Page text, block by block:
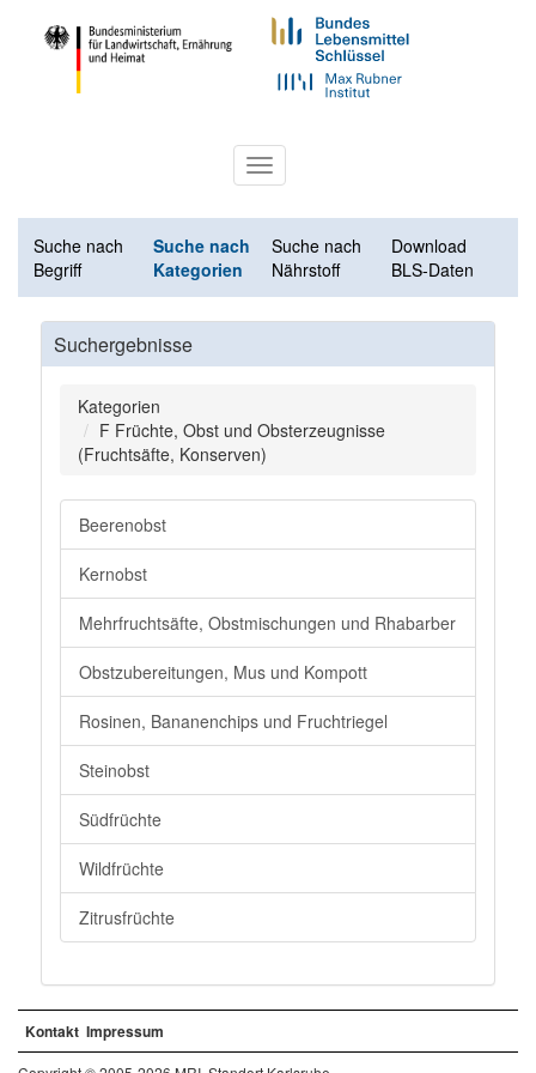
Toggle
navigation
Suche nach
Begriff
Suche nach
Kategorien
Suche nach
Nährstoff
Download
BLS-Daten
Suchergebnisse
Kategorien
F Früchte, Obst und Obsterzeugnisse
(Fruchtsäfte, Konserven)
Beerenobst
Kernobst
Mehrfruchtsäfte, Obstmischungen und Rhabarber
Obstzubereitungen, Mus und Kompott
Rosinen, Bananenchips und Fruchtriegel
Steinobst
Südfrüchte
Wildfrüchte
Zitrusfrüchte
Kontakt Impressum